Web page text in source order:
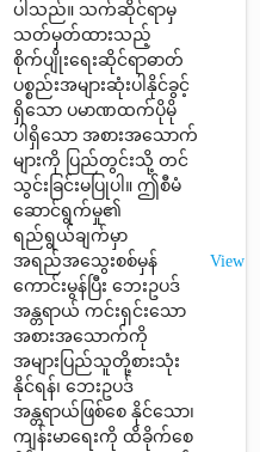
ပါသည်။ သက်ဆိုင်ရာမှ
သတ်မှတ်ထားသည့်
စိုက်ပျိုးရေးဆိုင်ရာဓာတ်
ပစ္စည်းအများဆုံးပါနိုင်ခွင့်
ရှိသော ပမာဏထက်ပိုမို
ပါရှိသော အစားအသောက်
များကို ပြည်တွင်းသို့ တင်
သွင်းခြင်းမပြုပါ။ ဤစီမံ
ဆောင်ရွက်မှု၏
ရည်ရွယ်ချက်မှာ
အရည်အသွေးစစ်မှန်
ကောင်းမွန်ပြီး ဘေးဥပဒ်
အန္တရာယ် ကင်းရှင်းသော
အစားအသောက်ကို
အများပြည်သူတို့စားသုံး
နိုင်ရန်၊ ဘေးဥပဒ်
အန္တရာယ်ဖြစ်စေ နိုင်သော၊
ကျန်းမာရေးကို ထိခိုက်စေ
View